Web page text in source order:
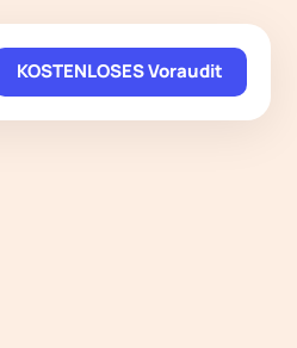
KOSTENLOSES Voraudit